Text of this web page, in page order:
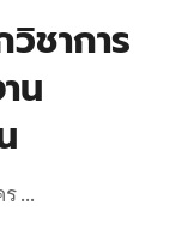
ชาการ
น
...